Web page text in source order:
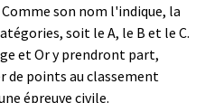
son nom l'indique, la
soit le A, le B et le C.
et Or y prendront part,
de points au classement
épreuve civile.